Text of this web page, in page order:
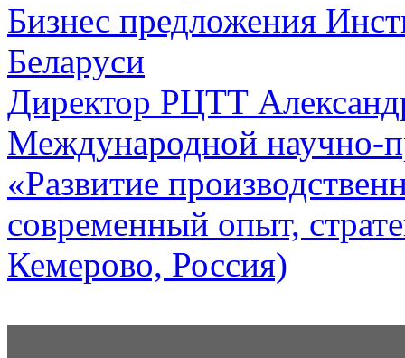
Бизнес предложения
Беларуси
Директор РЦТТ
Международной научно-
«Развитие
современный опыт,
Кемерово, Россия)